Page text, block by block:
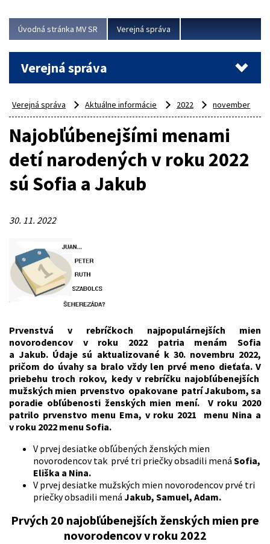
Úvodná stránka MV SR Verejná správa
Verejná správa
Verejná správa Aktuálne informácie 2022 november
Najobľúbenejšími menami
detí narodených v roku 2022
sú Sofia a Jakub
30. 11. 2022
Prvenstvá v rebríčkoch najpopulárnejších mien
novorodencov v roku 2022 patria menám Sofia
a Jakub. Údaje sú aktualizované k 30. novembru 2022,
pričom do úvahy sa bralo vždy len prvé meno dieťaťa. V
priebehu troch rokov, kedy v rebríčku najobľúbenejších
mužských mien prvenstvo opakovane patrí Jakubom, sa
poradie obľúbenosti ženských mien mení. V roku 2020
patrilo prvenstvo menu Ema, v roku 2021 menu Nina a
v roku 2022 menu Sofia.
V prvej desiatke obľúbených ženských mien
novorodencov tak prvé tri priečky obsadili mená Sofia,
Eliška a Nina.
V prvej desiatke mužských mien novorodencov prvé tri
priečky obsadili mená Jakub, Samuel, Adam.
Prvých 20 najobľúbenejších ženských mien pre
novorodencov v roku 2022